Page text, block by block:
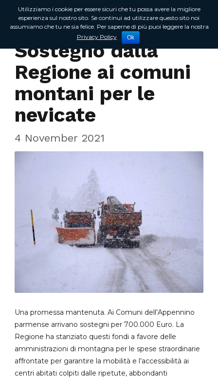
In Regione
Sostegno dalla
Regione ai comuni
montani per le
nevicate
4 November 2021
Una promessa mantenuta. Ai Comuni dell’Appennino
parmense arrivano sostegni per 700.000 Euro. La
Regione ha stanziato questi fondi a favore delle
amministrazioni di montagna per le spese straordinarie
affrontate per garantire la mobilità e l’accessibilità ai
centri abitati colpiti dalle ripetute, abbondanti
Utilizziamo i cookie per essere sicuri che tu possa avere la migliore
esperienza sul nostro sito. Se continui ad utilizzare questo sito noi
assumiamo che tu ne sia felice. Per saperne di più puoi leggere la nostra
Privacy Policy
Ok